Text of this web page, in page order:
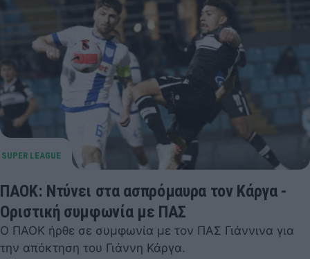
ΠΑΟΚ: Ντύνει στα ασπρόμαυρα τον Κάργα -
Οριστική συμφωνία με ΠΑΣ
Ο ΠΑΟΚ ήρθε σε συμφωνία με τον ΠΑΣ Γιάννινα για
την απόκτηση του Γιάννη Κάργα.